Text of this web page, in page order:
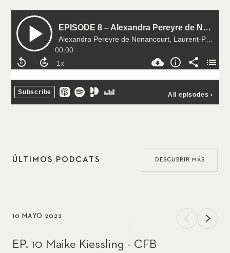
ÚLTIMOS PODCATS DESCUBRIR MÁS
10 MAYO 2022
EP. 10 Maike Kiessling - CFB